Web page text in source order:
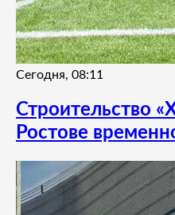
Сегодня, 08:11
Строительство
Ростове